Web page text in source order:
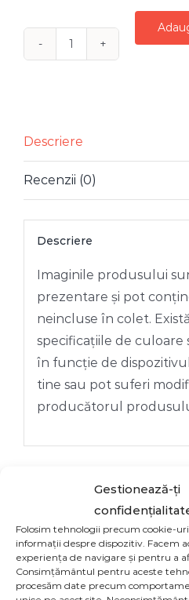
Gestionează-ți
Folosim tehnologii precum cookie-
informații despre dispozitiv. Facem
experiența de navigare și pentru a
Consimțământul pentru aceste
procesăm date precum
CU
STELE
SI
CM
Descriere
Recenzii (0)
Descriere
Imaginile produsului
prezentare și pot
neincluse în colet.
specificațiile de culoare
în funcție de
tine sau pot suferi
producătorul
Facebook